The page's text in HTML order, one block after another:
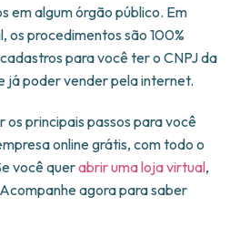
em algum órgão público. Em
os procedimentos são 100%
para você ter o CNPJ da
já poder vender pela internet.
principais passos para você
online grátis, com todo o
você querabrir uma loja virtual,
agora para saber